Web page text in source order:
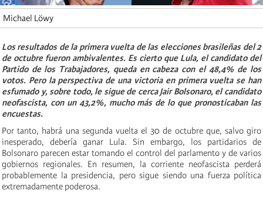
Michael Löwy
Los resultados de la primera vuelta de las elecciones brasileñas del 2
de octubre fueron ambivalentes. Es cierto que Lula, el candidato del
Partido de los Trabajadores, queda en cabeza con el 48,4% de los
votos. Pero la perspectivade una victoria en primera vuelta se han
esfumado y, sobre todo, le sigue de cerca Jair Bolsonaro, el candidato
neofascista, con un 43,2%, mucho más de lo que pronosticaban las
encuestas.
Por tanto, habrá una segunda vuelta el 30 de octubre que, salvo giro
inesperado, debería ganar Lula. Sin embargo, los partidarios de
Bolsonaro parecen estar tomando el control del parlamento y de varios
gobiernos regionales. En resumen, la corriente neofascista perderá
probablemente la presidencia, pero sigue siendo una fuerza política
extremadamente poderosa.